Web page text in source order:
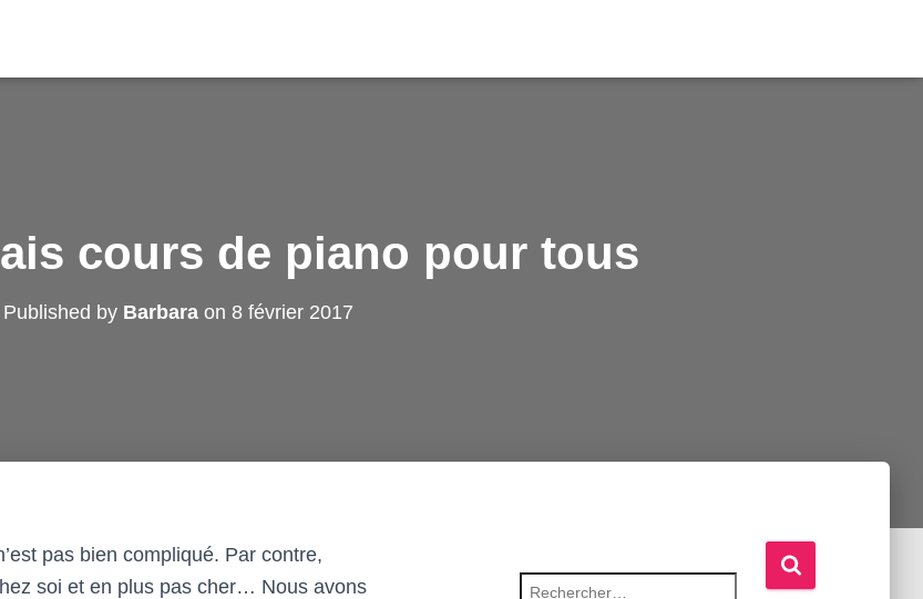
cours de piano pour tous
Published by Barbara on 8 février 2017
pas bien compliqué. Par contre,
soi et en plus pas cher… Nous avons